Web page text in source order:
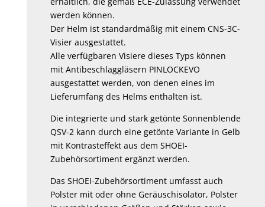
werden können.
Der Helm ist standardmäßig mit einem CNS-3C-
Visier ausgestattet.
Alle verfügbaren Visiere dieses Typs können
mit Antibeschlaggläsern PINLOCKEVO
ausgestattet werden, von denen eines im
Lieferumfang des Helms enthalten ist.
Die integrierte und stark getönte Sonnenblende
QSV-2 kann durch eine getönte Variante in Gelb
mit Kontrasteffekt aus dem SHOEI-
Zubehörsortiment ergänzt werden.
Das SHOEI-Zubehörsortiment umfasst auch
Polster mit oder ohne Geräuschisolator, Polster